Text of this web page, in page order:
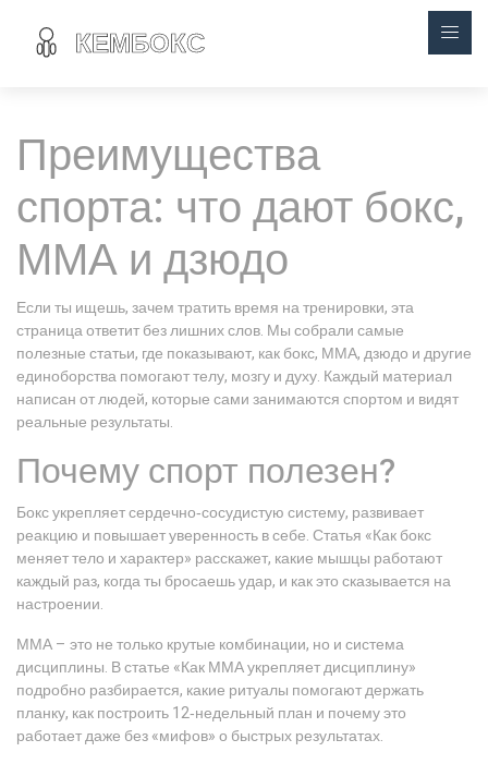
Преимущества
спорта: что дают бокс,
ММА и дзюдо
Если ты ищешь, зачем тратить время на тренировки, эта
страница ответит без лишних слов. Мы собрали самые
полезные статьи, где показывают, как бокс, ММА, дзюдо и другие
единоборства помогают телу, мозгу и духу. Каждый материал
написан от людей, которые сами занимаются спортом и видят
реальные результаты.
Почему спорт полезен?
Бокс укрепляет сердечно‑сосудистую систему, развивает
реакцию и повышает уверенность в себе. Статья «Как бокс
меняет тело и характер» расскажет, какие мышцы работают
каждый раз, когда ты бросаешь удар, и как это сказывается на
настроении.
ММА – это не только крутые комбинации, но и система
дисциплины. В статье «Как ММА укрепляет дисциплину»
подробно разбирается, какие ритуалы помогают держать
планку, как построить 12‑недельный план и почему это
работает даже без «мифов» о быстрых результатах.